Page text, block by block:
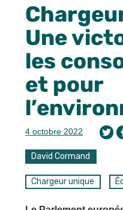
Une
les
et pour
4 octobre 2022
David Cormand
Chargeur unique